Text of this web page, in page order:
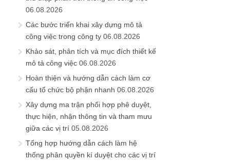
06.08.2026
Các bước triển khai xây dựng mô tả
công việc trong công ty 06.08.2026
Khảo sát, phân tích và mục đích thiết kế
mô tả công việc 06.08.2026
Hoàn thiện và hướng dẫn cách làm cơ
cấu tổ chức bộ phận nhanh 06.08.2026
Xây dựng ma trận phối hợp phê duyệt,
thực hiện, nhận thông tin và tham mưu
giữa các vị trí 05.08.2026
Tổng hợp hướng dẫn cách làm hệ
thống phân quyền kí duyệt cho các vị trí